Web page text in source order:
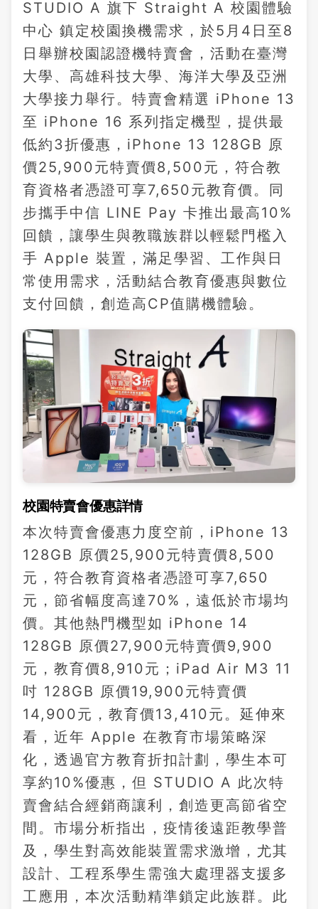
STUDIO A 旗下 Straight A 校園體驗
中心 鎮定校園換機需求，於5月4日至8
日舉辦校園認證機特賣會，活動在臺灣
大學、高雄科技大學、海洋大學及亞洲
大學接力舉行。特賣會精選 iPhone 13
至 iPhone 16 系列指定機型，提供最
低約3折優惠，iPhone 13 128GB 原
價25,900元特賣價8,500元，符合教
育資格者憑證可享7,650元教育價。同
步攜手中信 LINE Pay 卡推出最高10%
回饋，讓學生與教職族群以輕鬆門檻入
手 Apple 裝置，滿足學習、工作與日
常使用需求，活動結合教育優惠與數位
支付回饋，創造高CP值購機體驗。
校園特賣會優惠詳情
本次特賣會優惠力度空前，iPhone 13
128GB 原價25,900元特賣價8,500
元，符合教育資格者憑證可享7,650
元，節省幅度高達70%，遠低於市場均
價。其他熱門機型如 iPhone 14
128GB 原價27,900元特賣價9,900
元，教育價8,910元；iPad Air M3 11
吋 128GB 原價19,900元特賣價
14,900元，教育價13,410元。延伸來
看，近年 Apple 在教育市場策略深
化，透過官方教育折扣計劃，學生本可
享約10%優惠，但 STUDIO A 此次特
賣會結合經銷商讓利，創造更高節省空
間。市場分析指出，疫情後遠距教學普
及，學生對高效能裝置需求激增，尤其
設計、工程系學生需強大處理器支援多
工應用，本次活動精準鎖定此族群。此